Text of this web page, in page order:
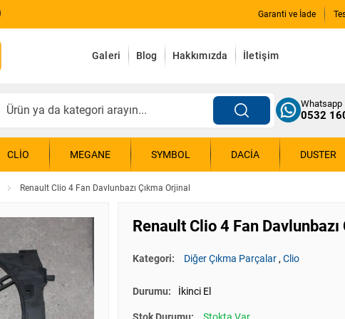
Garanti ve İade
Galeri Blog Hakkımızda İletişim
Whatsapp
0532
CLIO MEGANE SYMBOL DACIA DUSTER
Renault Clio 4 Fan Davlunbazı Çıkma Orjinal
Renault Clio 4 Fan Davlunbazı
Kategori: Diğer Çıkma Parçalar,Clio
Durumu: İkinci El